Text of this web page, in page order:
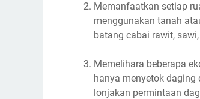
Memanfaatkan setiap
menggunakan tanah
batang cabai rawit,
Memelihara beberapa
hanya menyetok
lonjakan permintaan